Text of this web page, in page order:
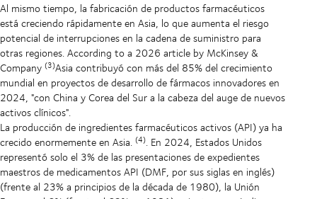
Al mismo tiempo, la fabricación de productos farmacéuticos
está creciendo rápidamente en Asia, lo que aumenta el riesgo
potencial de interrupciones en la cadena de suministro para
otras regiones. According to a 2026 article by McKinsey &
Company (3)Asia contribuyó con más del 85% del crecimiento
mundial en proyectos de desarrollo de fármacos innovadores en
2024, "con China y Corea del Sur a la cabeza del auge de nuevos
activos clínicos".
La producción de ingredientes farmacéuticos activos (API) ya ha
crecido enormemente en Asia. (4). En 2024, Estados Unidos
representó solo el 3% de las presentaciones de expedientes
maestros de medicamentos API (DMF, por sus siglas en inglés)
(frente al 23% a principios de la década de 1980), la Unión